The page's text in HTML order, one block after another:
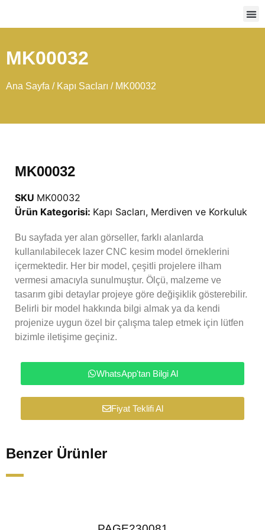
MK00032
Ana Sayfa / Kapı Sacları / MK00032
MK00032
SKU MK00032
Ürün Kategorisi: Kapı Sacları, Merdiven ve Korkuluk
Bu sayfada yer alan görseller, farklı alanlarda
kullanılabilecek lazer CNC kesim model örneklerini
içermektedir. Her bir model, çeşitli projelere ilham
vermesi amacıyla sunulmuştur. Ölçü, malzeme ve
tasarım gibi detaylar projeye göre değişiklik gösterebilir.
Belirli bir model hakkında bilgi almak ya da kendi
projenize uygun özel bir çalışma talep etmek için lütfen
bizimle iletişime geçiniz.
WhatsApp'tan Bilgi Al
Fiyat Teklifi Al
Benzer Ürünler